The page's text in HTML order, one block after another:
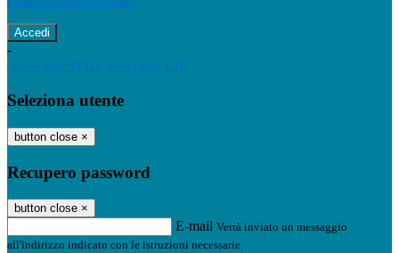
-
Entra con SPID Entra con CIE
Seleziona utente
button close ×
Recupero password
button close ×
E-mail Verrà inviato un messaggio
all'indirizzo indicato con le istruzioni necessarie.